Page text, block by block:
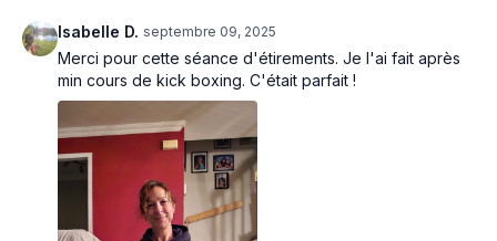
Isabelle D. septembre 09, 2025
Merci pour cette séance d'étirements. Je l'ai fait après
min cours de kick boxing. C'était parfait !